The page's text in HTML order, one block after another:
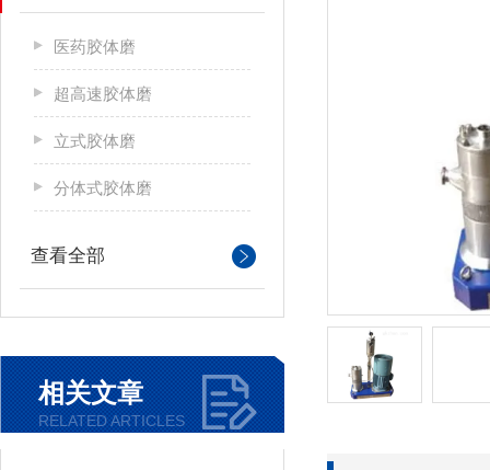
医药胶体磨
超高速胶体磨
立式胶体磨
分体式胶体磨
查看全部
相关文章
RELATED ARTICLES